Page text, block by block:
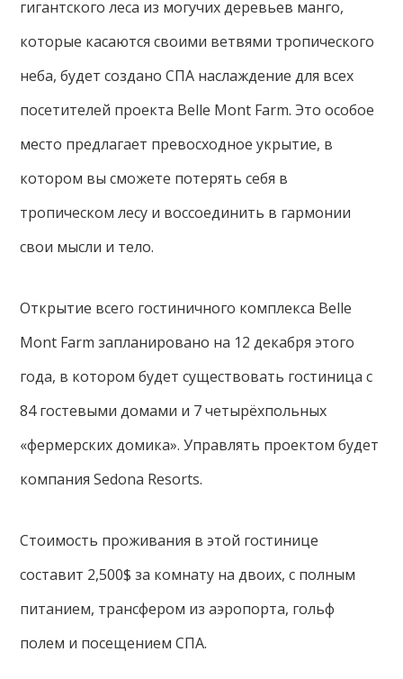
гигантского леса из могучих деревьев манго,
которые касаются своими ветвями тропического
неба, будет создано СПА наслаждение для всех
посетителей проекта Belle Mont Farm. Это особое
место предлагает превосходное укрытие, в
котором вы сможете потерять себя в
тропическом лесу и воссоединить в гармонии
свои мысли и тело.
Открытие всего гостиничного комплекса Belle
Mont Farm запланировано на 12 декабря этого
года, в котором будет существовать гостиница с
84 гостевыми домами и 7 четырёхпольных
«фермерских домика». Управлять проектом будет
компания Sedona Resorts.
Стоимость проживания в этой гостинице
составит 2,500$ за комнату на двоих, с полным
питанием, трансфером из аэропорта, гольф
полем и посещением СПА.